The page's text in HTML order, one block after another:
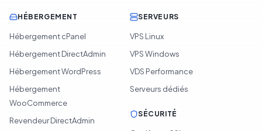
HÉBERGEMENT
Hébergement cPanel
Hébergement DirectAdmin
Hébergement WordPress
Hébergement
WooCommerce
Revendeur DirectAdmin
SERVEURS
VPS Linux
VPS Windows
VDS Performance
Serveurs dédiés
SÉCURITÉ